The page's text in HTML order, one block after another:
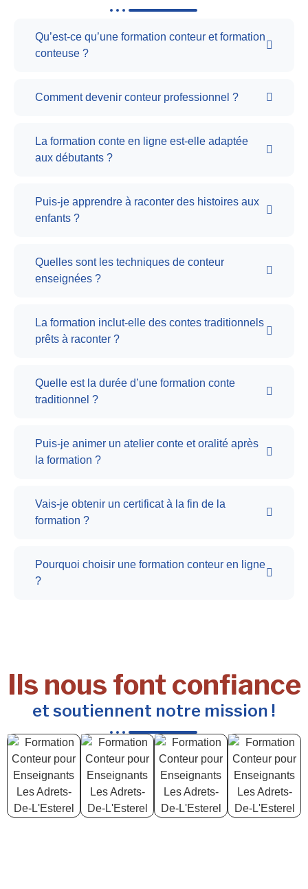
Qu’est-ce qu’une formation conteur et formation
conteuse ?
Comment devenir conteur professionnel ?
La formation conte en ligne est-elle adaptée
aux débutants ?
Puis-je apprendre à raconter des histoires aux
enfants ?
Quelles sont les techniques de conteur
enseignées ?
La formation inclut-elle des contes traditionnels
prêts à raconter ?
Quelle est la durée d’une formation conte
traditionnel ?
Puis-je animer un atelier conte et oralité après
la formation ?
Vais-je obtenir un certificat à la fin de la
formation ?
Pourquoi choisir une formation conteur en ligne
?
Ils nous font confiance
et soutiennent notre mission !